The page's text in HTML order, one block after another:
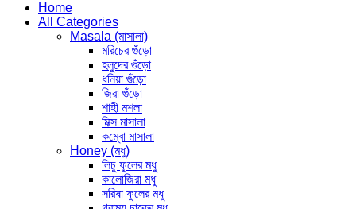
Home
All Categories
Masala (মাসালা)
মরিচের গুঁড়ো
হলুদের গুঁড়ো
ধনিয়া গুঁড়ো
জিরা গুঁড়ো
শাহী মশলা
মিক্স মাসালা
কম্বো মাসালা
Honey (মধু)
লিচু ফুলের মধু
কালোজিরা মধু
সরিষা ফুলের মধু